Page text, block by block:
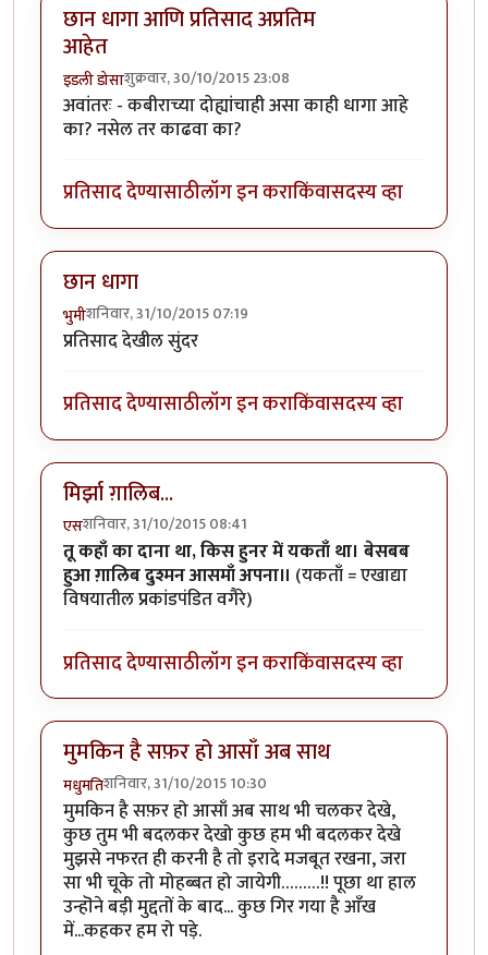
छान धागा आणि प्रतिसाद अप्रतिम
आहेत
इडली डोसाशुक्रवार, 30/10/2015 23:08
अवांतरः - कबीराच्या दोह्यांचाही असा काही धागा आहे
का? नसेल तर काढवा का?
प्रतिसाद देण्यासाठीलॉग इन कराकिंवासदस्य व्हा
छान धागा
भुमीशनिवार, 31/10/2015 07:19
प्रतिसाद देखील सुंदर
प्रतिसाद देण्यासाठीलॉग इन कराकिंवासदस्य व्हा
मिर्झा ग़ालिब...
एसशनिवार, 31/10/2015 08:41
तू कहाँ का दाना था, किस हुनर में यकताँ था। बेसबब
हुआ ग़ालिब दुश्मन आसमाँ अपना॥ (यकताँ = एखाद्या
विषयातील प्रकांडपंडित वगैरे)
प्रतिसाद देण्यासाठीलॉग इन कराकिंवासदस्य व्हा
मुमकिन है सफ़र हो आसाँ अब साथ
मधुमतिशनिवार, 31/10/2015 10:30
मुमकिन है सफ़र हो आसाँ अब साथ भी चलकर देखे,
कुछ तुम भी बदलकर देखो कुछ हम भी बदलकर देखे
मुझसे नफरत ही करनी है तो इरादे मजबूत रखना, जरा
सा भी चूके तो मोहब्बत हो जायेगी………!! पूछा था हाल
उन्हॊने बड़ी मुद्दतों के बाद... कुछ गिर गया है आँख
में...कहकर हम रो पड़े.